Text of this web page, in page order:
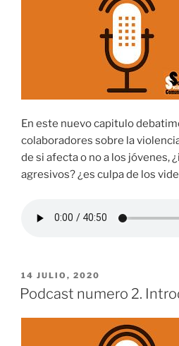
En este nuevo capitulo
colaboradores sobre la
de si afecta o no a los jóvenes,
agresivos? ¿es culpa de los
PUBLICADO
EL
14 JULIO, 2020
Podcast numero 2.